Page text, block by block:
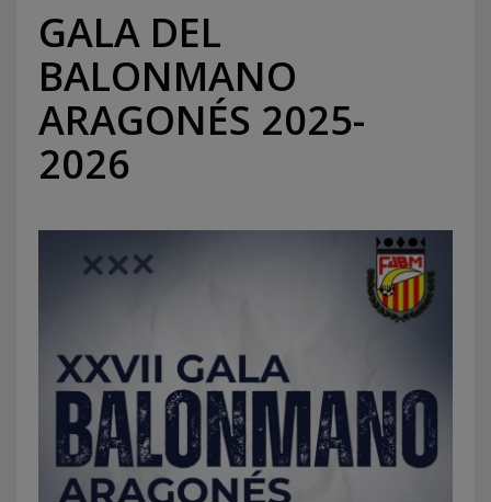
GALA DEL
BALONMANO
ARAGONÉS 2025-
2026